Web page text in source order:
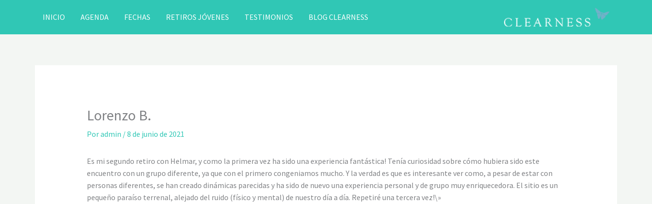
INICIO AGENDA FECHAS RETIROS JÓVENES TESTIMONIOS BLOG CLEARNESS
Lorenzo B.
Poradmin /8 de junio de 2021
Es mi segundo retiro con Helmar, y como la primera vez ha sido una experiencia fantástica! Tenía curiosidad sobre cómo hubiera sido este
encuentro con un grupo diferente, ya que con el primero congeniamos mucho. Y la verdad es que es interesante ver como, a pesar de estar con
personas diferentes, se han creado dinámicas parecidas y ha sido de nuevo una experiencia personal y de grupo muy enriquecedora. El sitio es un
pequeño paraíso terrenal, alejado del ruido (físico y mental) de nuestro día a día. Repetiré una tercera vez!\»